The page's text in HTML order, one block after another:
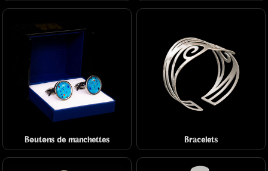
Boutons de manchettes Bracelets